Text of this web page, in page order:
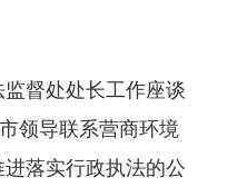
督处处长工作座谈
领导联系营商环境
落实行政执法的公